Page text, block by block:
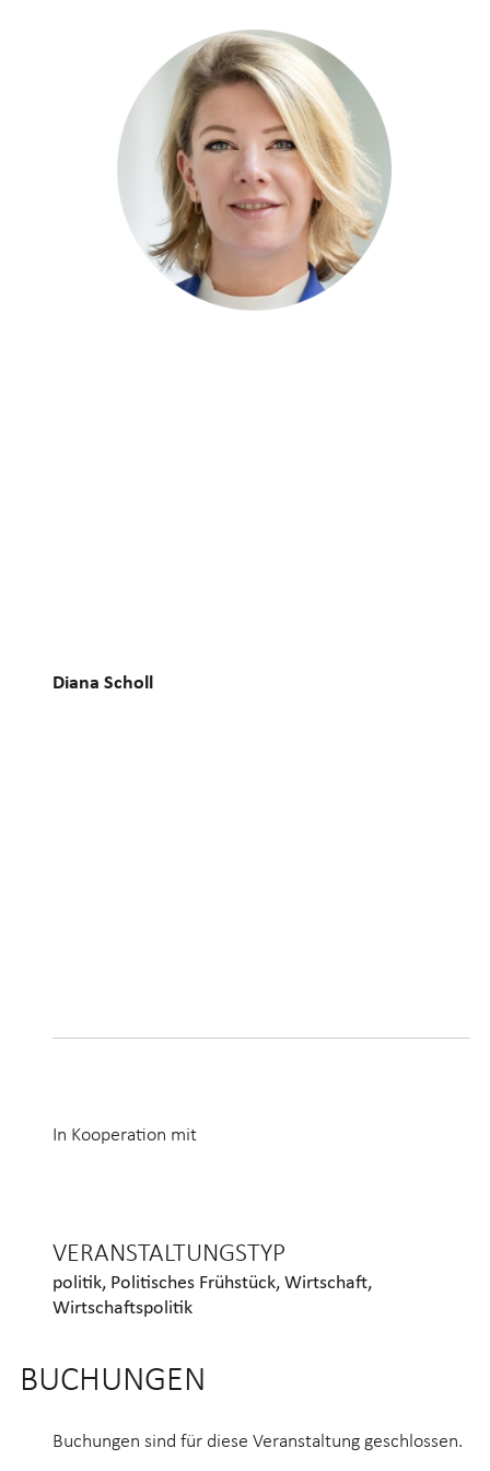
Diana Scholl
In Kooperation mit
VERANSTALTUNGSTYP
politik, Politisches Frühstück, Wirtschaft,
Wirtschaftspolitik
BUCHUNGEN
Buchungen sind für diese Veranstaltung geschlossen.